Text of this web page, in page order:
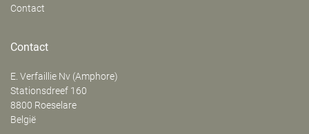
Contact
Contact
E. Verfaillie Nv (Amphore)
‍Stationsdreef 160
8800 Roeselare
België